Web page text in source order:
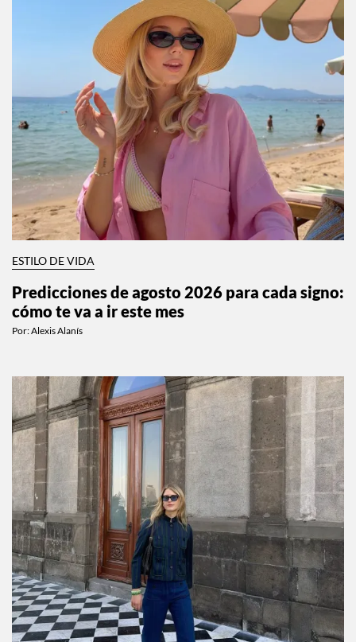
ESTILO DE VIDA
Predicciones de agosto 2026 para cada signo:
cómo te va a ir este mes
Por:Alexis Alanís